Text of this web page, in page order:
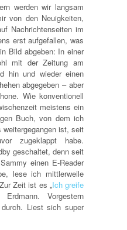
werden wir langsam
von den Neuigkeiten,
Nachrichtenseiten im
erst aufgefallen, was
Bild abgeben: In einer
mit der Zeitung am
hin und wieder einen
abgegeben – aber
Wie konventionell
meistens ein
Buch, von dem ich
ist, seit
zugeklappt habe.
geschaltet, denn seit
einen E-Reader
lese ich mittlerweile
Zeit ist es „Ich greife
Vorgestern
Liest sich super